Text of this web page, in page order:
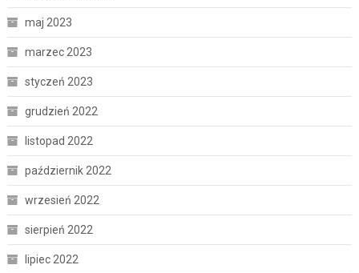
maj 2023
marzec 2023
styczeń 2023
grudzień 2022
listopad 2022
październik 2022
wrzesień 2022
sierpień 2022
lipiec 2022